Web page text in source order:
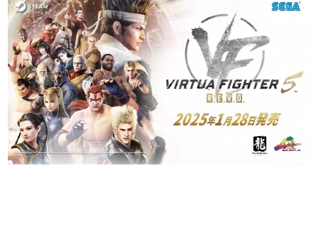
日本のコンテンツ産業やカルチャーに与えた影響を探る企
画です。
日本モバイルゲーム産業史
日本のモバイルゲーム史における主要なトピック・タイト
ルを網羅するほか、開発者へのインタビューや識者による
解説を掲載。約20年の歴史が一望できる決定版！
若ゲのいたり〜ゲームクリエイターの青春〜
『うつヌケ』『ペンと箸』等で知られるマンガ家・田中圭
一先生によるゲーム業界レポートマンガです。
なんでゲームは面白い？